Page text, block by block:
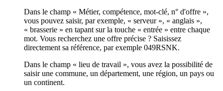
Dans le champ « Métier, compétence, mot-clé, n° d'offre »,
vous pouvez saisir, par exemple, « serveur », « anglais »,
« brasserie » en tapant sur la touche « entrée » entre chaque
mot. Vous recherchez une offre précise ? Saisissez
directement sa référence, par exemple 049RSNK.
Dans le champ « lieu de travail », vous avez la possibilité de
saisir une commune, un département, une région, un pays ou
un continent.